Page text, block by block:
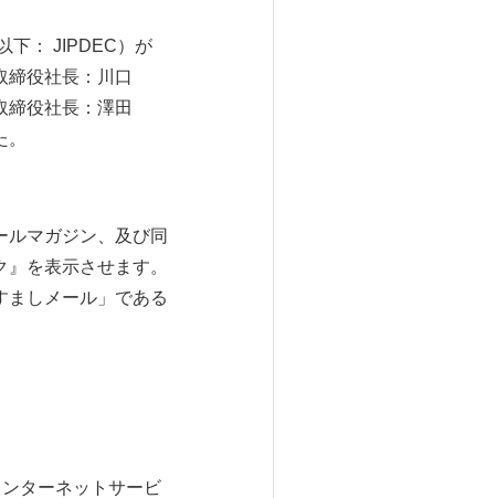
下： JIPDEC）が
締役社長：川口
締役社長：澤田
マガジン、及び同
を表示させます。
しメール」である
ターネットサービ